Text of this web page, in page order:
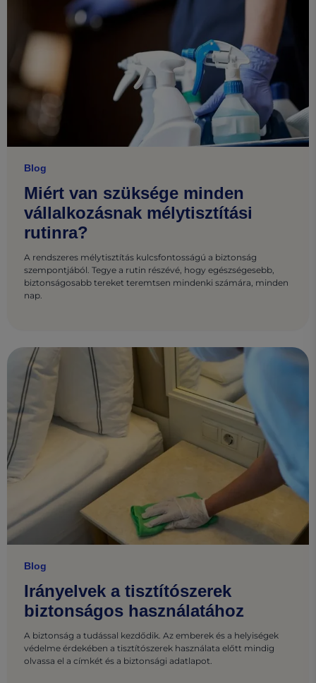
Blog
Miért van szüksége minden
vállalkozásnak mélytisztítási
rutinra?
A rendszeres mélytisztítás kulcsfontosságú a biztonság
szempontjából. Tegye a rutin részévé, hogy egészségesebb,
biztonságosabb tereket teremtsen mindenki számára, minden
nap.
Blog
Irányelvek a tisztítószerek
biztonságos használatához
A biztonság a tudással kezdődik. Az emberek és a helyiségek
védelme érdekében a tisztítószerek használata előtt mindig
olvassa el a címkét és a biztonsági adatlapot.